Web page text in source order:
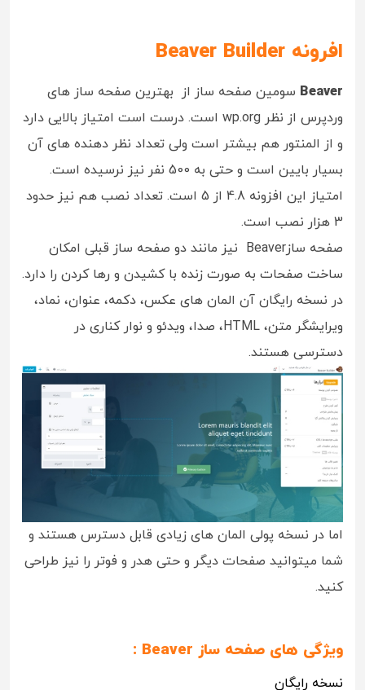
افرونه Beaver Builder
Beaver سومین صفحه ساز از بهترین صفحه ساز های
وردپرس از نظر wp.org است. درست است امتیاز بالایی دارد
و از المنتور هم بیشتر است ولی تعداد نظر دهنده های آن
بسیار بایین است و حتی به 500 نفر نیز نرسیده است.
امتیاز این افزونه 4.8 از 5 است. تعداد نصب هم نیز حدود
3 هزار نصب است.
صفحه سازBeaver نیز مانند دو صفحه ساز قبلی امکان
ساخت صفحات به صورت زنده با کشیدن و رها کردن را دارد.
در نسخه رایگان آن المان های عکس، دکمه، عنوان، نماد،
ویرایشگر متن، HTML، صدا، ویدئو و نوار کناری در
دسترسی هستند.
اما در نسخه پولی المان های زیادی قابل دسترس هستند و
شما میتوانید صفحات دیگر و حتی هدر و فوتر را نیز طراحی
کنید.
ویژگی های صفحه ساز Beaver :
نسخه رایگان